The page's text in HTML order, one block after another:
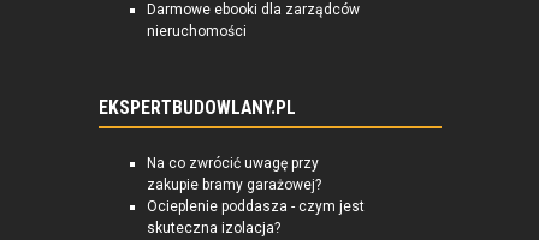
Darmowe ebooki dla zarządców
nieruchomości
EKSPERTBUDOWLANY.PL
Na co zwrócić uwagę przy
zakupie bramy garażowej?
Ocieplenie poddasza - czym jest
skuteczna izolacja?